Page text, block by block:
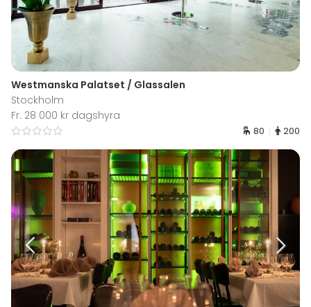
Westmanska Palatset / Glassalen
Stockholm
Fr. 28 000 kr dagshyra
80 200